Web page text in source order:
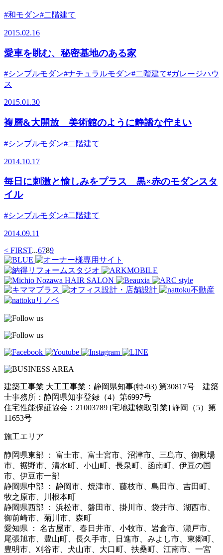
#和モダン#二階建て
2015.02.16
愛車を眺む、秘密基地のある家
#シンプルモダン#ナチュラルモダン#二階建て#ガレージハウ
ス
2015.01.30
複層&大開放 美術館のように静謐な佇まい
#シンプルモダン#二階建て
2014.10.17
毎日に刺激と愉しみをプラス 黒×赤のモダンスタ
イル
#シンプルモダン#二階建て
2014.09.11
< FIRST...6789
建築工事業 大工工事業：静岡県知事(特-03) 第30817号 建築
士事務所：静岡県知事登録（4）第6997号
住宅性能保証協会：21003789 [宅地建物取引業] 静岡（5）第
11653号
施工エリア
静岡県東部 ： 富士市、富士宮市、沼津市、三島市、御殿場
市、裾野市、清水町、小山町、長泉町、函南町、伊豆の国
市、伊豆市一部
静岡県中部 ： 静岡市、焼津市、藤枝市、島田市、吉田町、
牧之原市、川根本町
静岡県西部 ： 浜松市、磐田市、掛川市、袋井市、湖西市、
御前崎市、菊川市、森町
愛知県 ： 名古屋市、春日井市、小牧市、岩倉市、瀬戸市、
尾張旭市、豊山町、長久手市、日進市、みよし市、東郷町、
豊明市、刈谷市、犬山市、大口町、扶桑町、江南市、一宮